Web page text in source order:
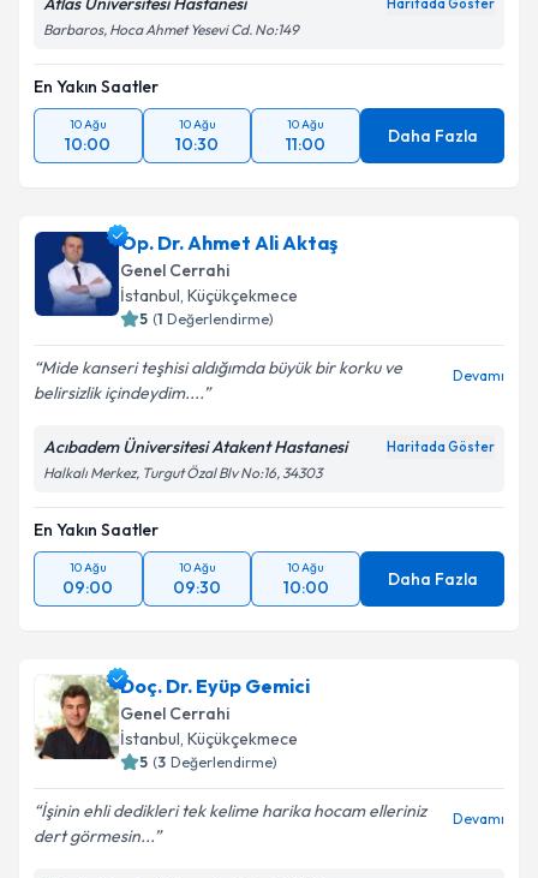
Kişisel verilerimin işlenmesine ilişkin
Aydınlatma
Metni'ni okudum ve kişisel verilerimin belirtilen
Takvim Talebini Gönder
Haritada Göster
Barbaros, Hoca Ahmet Yesevi Cd. No:149
En Yakın Saatler
10 Ağu
10:00
10 Ağu
10:30
10 Ağu
11:00 Daha Fazla
Op. Dr. Ahmet Ali Aktaş
Genel Cerrahi
İstanbul, Küçükçekmece
5 (1 Değerlendirme)
Mide kanseri teşhisi aldığımda büyük bir korku ve
belirsizlik içindeydim....
Devamı
Acıbadem Üniversitesi Atakent Hastanesi Haritada Göster
Halkalı Merkez, Turgut Özal Blv No:16, 34303
En Yakın Saatler
10 Ağu
09:00
10 Ağu
09:30
10 Ağu
10:00 Daha Fazla
Doç. Dr. Eyüp Gemici
Genel Cerrahi
İstanbul, Küçükçekmece
5 (3 Değerlendirme)
İşinin ehli dedikleri tek kelime harika hocam elleriniz
dert görmesin...
Devamı